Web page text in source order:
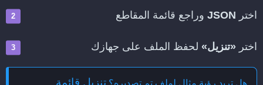
اختر JSON وراجع قائمة المقاطع
اختر «تنزيل» لحفظ الملف على جهازك
هل تريد رؤية مثال لملف تم تصديره؟ تنزيل قائمة